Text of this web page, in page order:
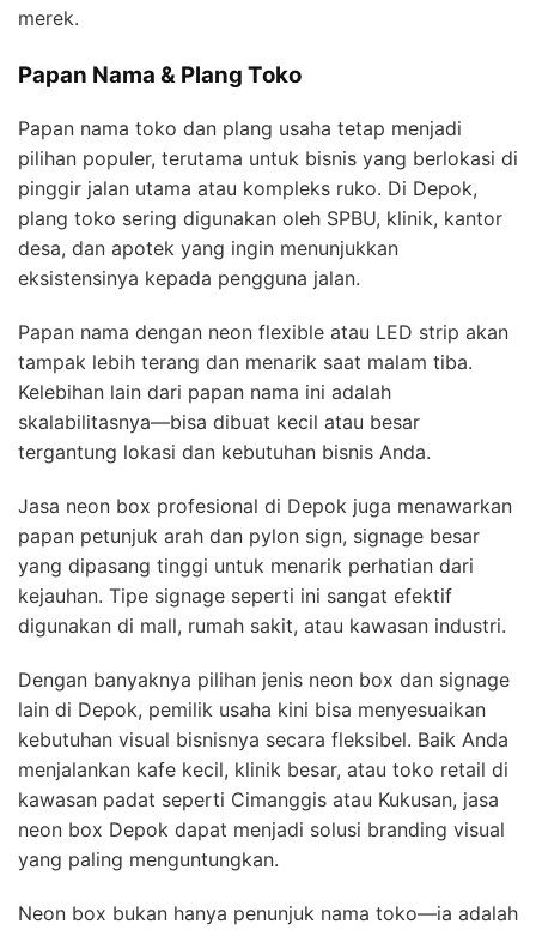
merek.
Papan Nama & Plang Toko
Papan nama toko dan plang usaha tetap menjadi
pilihan populer, terutama untuk bisnis yang berlokasi di
pinggir jalan utama atau kompleks ruko. Di Depok,
plang toko sering digunakan oleh SPBU, klinik, kantor
desa, dan apotek yang ingin menunjukkan
eksistensinya kepada pengguna jalan.
Papan nama dengan neon flexible atau LED strip akan
tampak lebih terang dan menarik saat malam tiba.
Kelebihan lain dari papan nama ini adalah
skalabilitasnya—bisa dibuat kecil atau besar
tergantung lokasi dan kebutuhan bisnis Anda.
Jasa neon box profesional di Depok juga menawarkan
papan petunjuk arah dan pylon sign, signage besar
yang dipasang tinggi untuk menarik perhatian dari
kejauhan. Tipe signage seperti ini sangat efektif
digunakan di mall, rumah sakit, atau kawasan industri.
Dengan banyaknya pilihan jenis neon box dan signage
lain di Depok, pemilik usaha kini bisa menyesuaikan
kebutuhan visual bisnisnya secara fleksibel. Baik Anda
menjalankan kafe kecil, klinik besar, atau toko retail di
kawasan padat seperti Cimanggis atau Kukusan, jasa
neon box Depok dapat menjadi solusi branding visual
yang paling menguntungkan.
Neon box bukan hanya penunjuk nama toko—ia adalah